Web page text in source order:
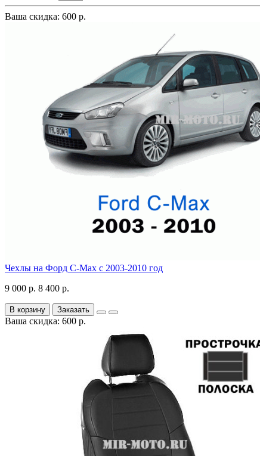
Ваша скидка: 600 р.
Чехлы на Форд C-Max с 2003-2010 год
9 000 р. 8 400 р.
В корзину Заказать
Ваша скидка: 600 р.